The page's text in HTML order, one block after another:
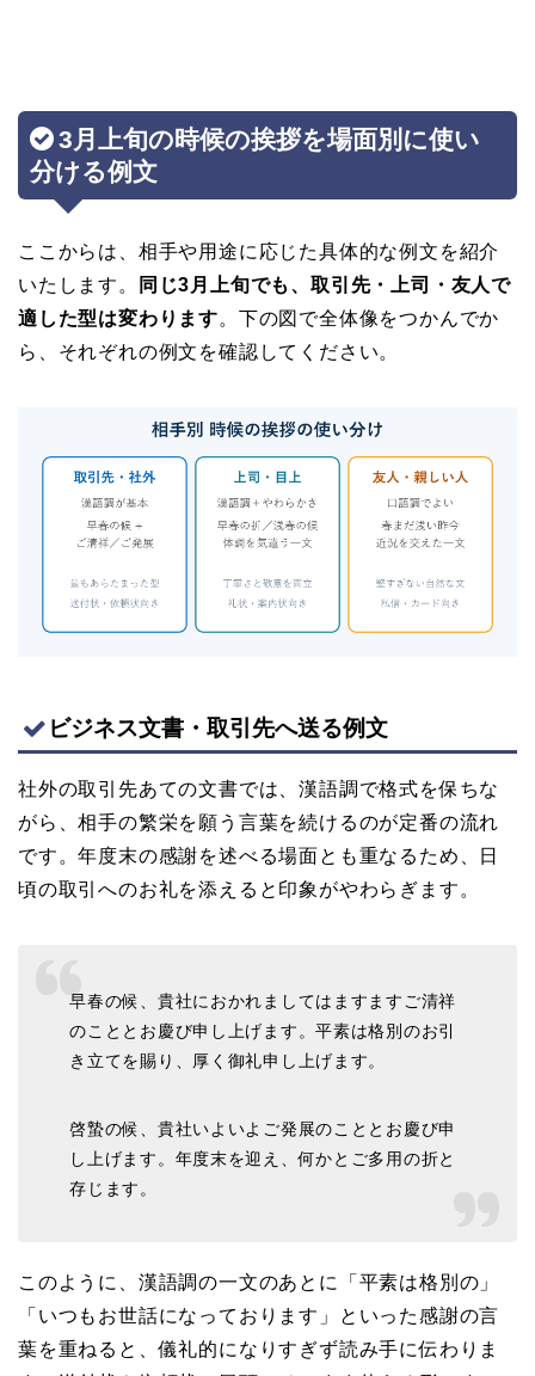
3月上旬の時候の挨拶を場面別に使い
分ける例文
ここからは、相手や用途に応じた具体的な例文を紹介
いたします。
同じ3月上旬でも、取引先・上司・友人で
適した型は変わります。下の図で全体像をつかんでか
ら、それぞれの例文を確認してください。
ビジネス文書・取引先へ送る例文
社外の取引先あての文書では、漢語調で格式を保ちな
がら、相手の繁栄を願う言葉を続けるのが定番の流れ
です。年度末の感謝を述べる場面とも重なるため、日
頃の取引へのお礼を添えると印象がやわらぎます。
早春の候、貴社におかれましてはますますご清祥
のこととお慶び申し上げます。平素は格別のお引
き立てを賜り、厚く御礼申し上げます。
啓蟄の候、貴社いよいよご発展のこととお慶び申
し上げます。年度末を迎え、何かとご多用の折と
存じます。
このように、漢語調の一文のあとに「平素は格別の」
「いつもお世話になっております」といった感謝の言
葉を重ねると、儀礼的になりすぎず読み手に伝わりま